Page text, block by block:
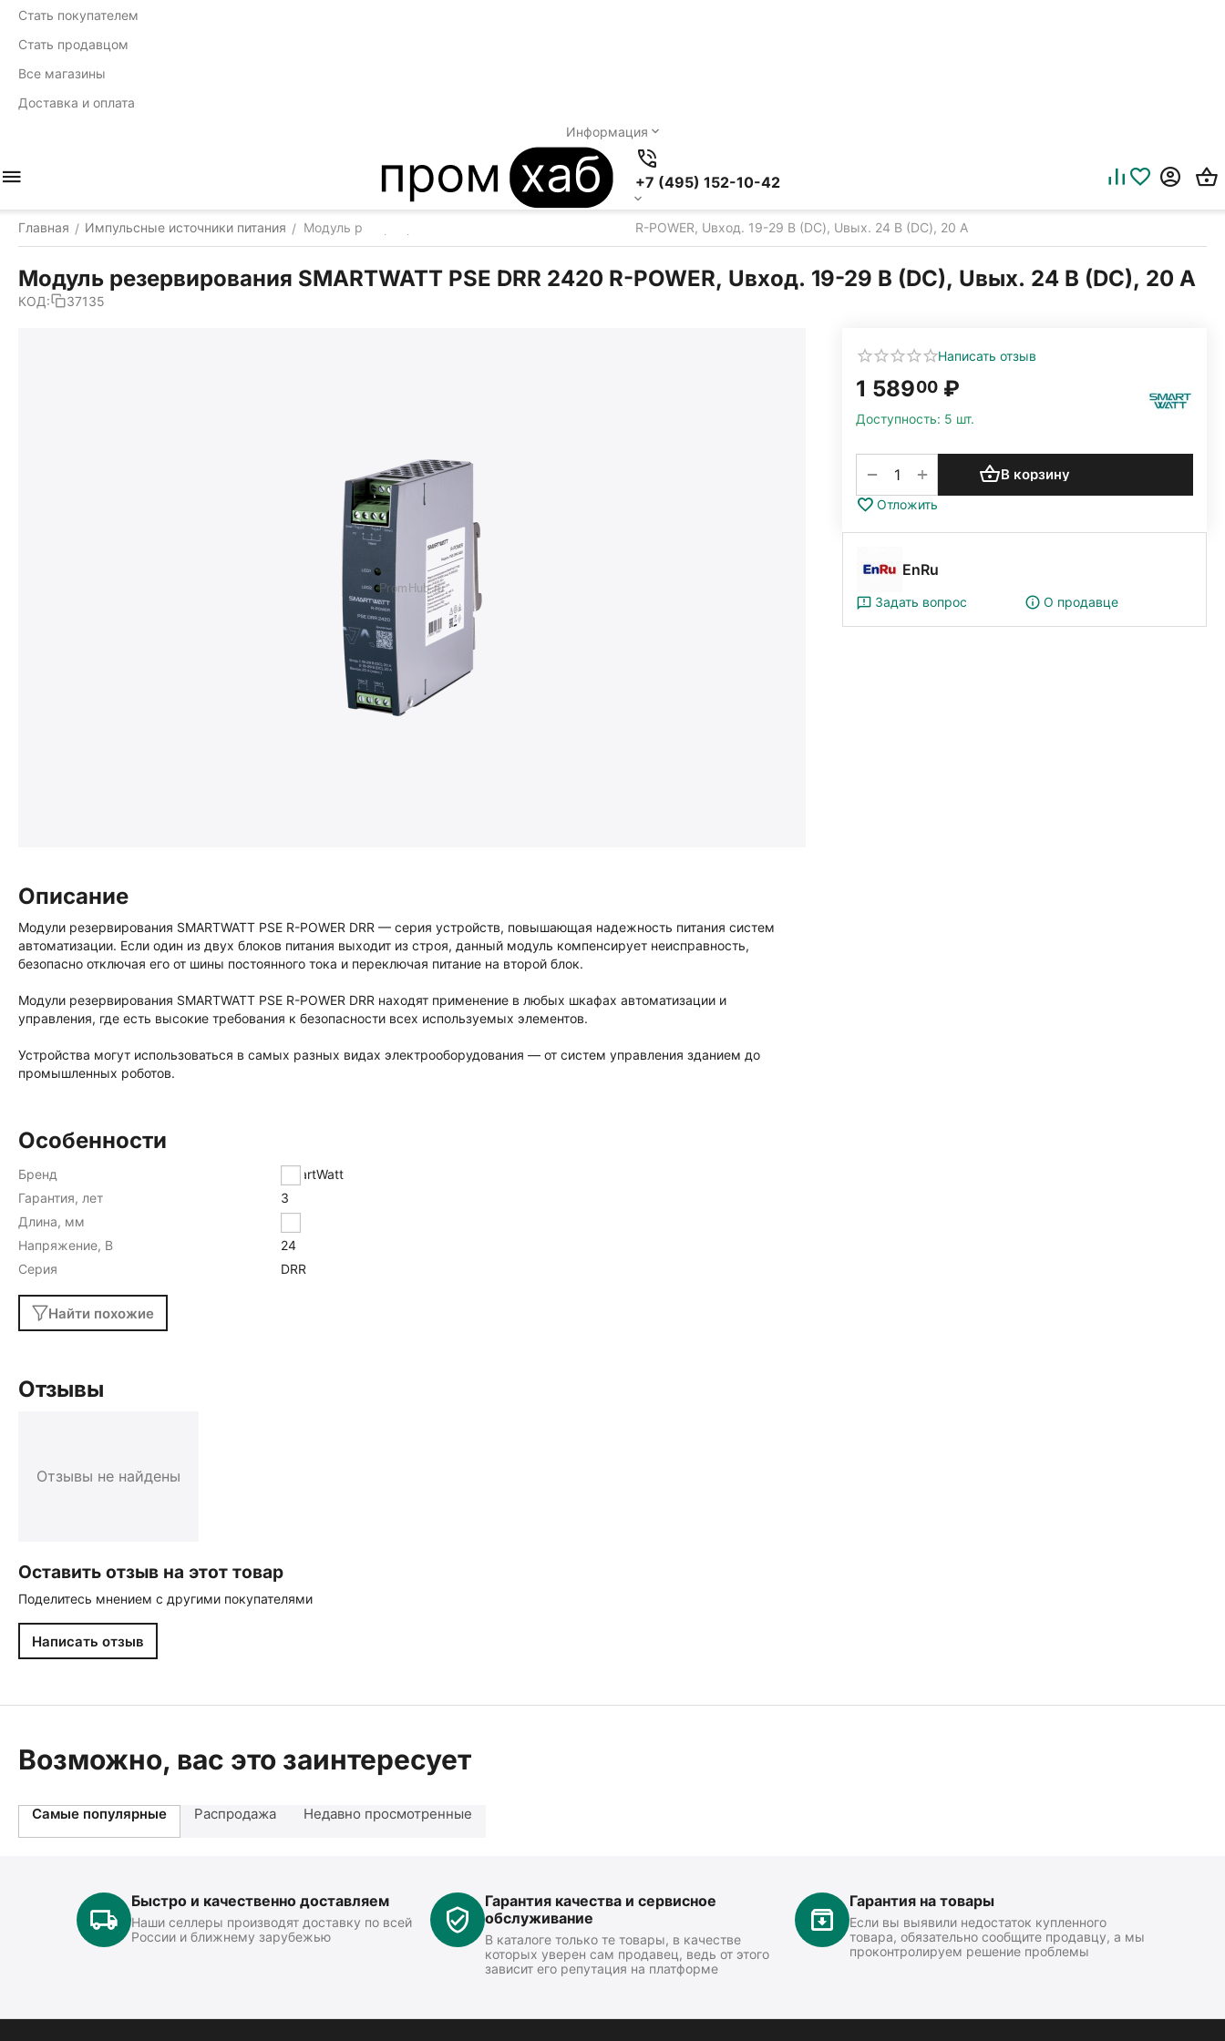
Стать покупателем
Стать продавцом
Все магазины
Доставка и оплата
Информация
+7 (495) 152-10-42
Главная / Импульсные источники питания / Модуль резервирования SMARTWATT PSE DRR 2420 R-POWER, Uвход. 19-29 В (DC), Uвых. 24 В (DC), 20 А
Модуль резервирования SMARTWATT PSE DRR 2420 R-POWER, Uвход. 19-29 В (DC), Uвых. 24 В (DC), 20 А
КОД: 37135
Написать отзыв
1 58900 ₽
Доступность: 5 шт.
+
− В корзину
Отложить
EnRu
Задать вопрос О продавце
Описание
Модули резервирования SMARTWATT PSE R-POWER DRR — серия устройств, повышающая надежность питания систем
автоматизации. Если один из двух блоков питания выходит из строя, данный модуль компенсирует неисправность,
безопасно отключая его от шины постоянного тока и переключая питание на второй блок.
Модули резервирования SMARTWATT PSE R-POWER DRR находят применение в любых шкафах автоматизации и
управления, где есть высокие требования к безопасности всех используемых элементов.
Устройства могут использоваться в самых разных видах электрооборудования — от систем управления зданием до
промышленных роботов.
Особенности
Бренд
SmartWatt
Гарантия, лет
3
Длина, мм
Напряжение, В
24
Серия
DRR
Найти похожие
Отзывы
Отзывы не найдены
Оставить отзыв на этот товар
Поделитесь мнением с другими покупателями
Написать отзыв
Возможно, вас это заинтересует
Самые популярные Распродажа Недавно просмотренные
Быстро и качественно доставляем
Наши селлеры производят доставку по всей
России и ближнему зарубежью
Гарантия качества и сервисное
обслуживание
В каталоге только те товары, в качестве
которых уверен сам продавец, ведь от этого
зависит его репутация на платформе
Гарантия на товары
Если вы выявили недостаток купленного
товара, обязательно сообщите продавцу, а мы
проконтролируем решение проблемы